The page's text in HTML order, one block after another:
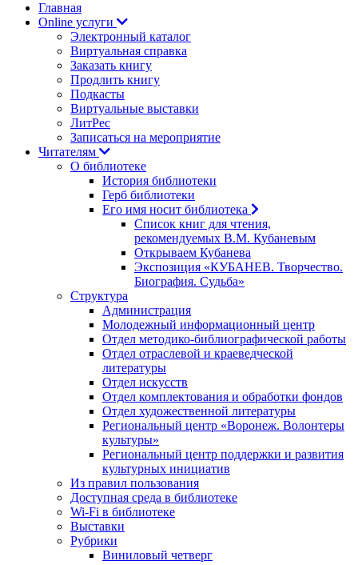
Главная
Online услуги
Электронный каталог
Виртуальная справка
Заказать книгу
Продлить книгу
Подкасты
Виртуальные выставки
ЛитРес
Записаться на мероприятие
Читателям
О библиотеке
История библиотеки
Герб библиотеки
Его имя носит библиотека
Список книг для чтения,
рекомендуемых В.М. Кубаневым
Открываем Кубанева
Экспозиция «КУБАНЕВ. Творчество.
Биография. Судьба»
Структура
Администрация
Молодежный информационный центр
Отдел методико-библиографической работы
Отдел отраслевой и краеведческой
литературы
Отдел искусств
Отдел комплектования и обработки фондов
Отдел художественной литературы
Региональный центр «Воронеж. Волонтеры
культуры»
Региональный центр поддержки и развития
культурных инициатив
Из правил пользования
Доступная среда в библиотеке
Wi-Fi в библиотеке
Выставки
Рубрики
Виниловый четверг